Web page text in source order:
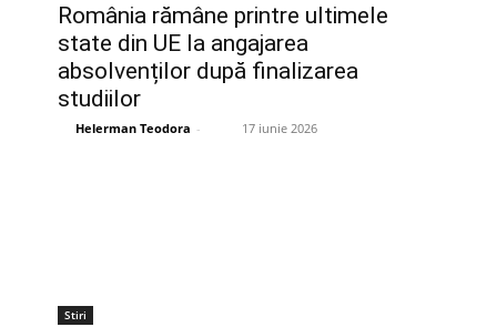
România rămâne printre ultimele
state din UE la angajarea
absolvenților după finalizarea
studiilor
Helerman Teodora - 17 iunie 2026
Stiri